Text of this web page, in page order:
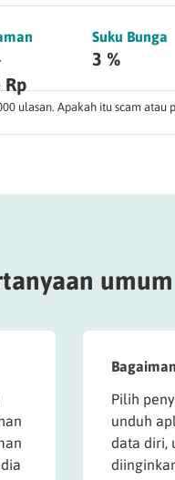
Rp
Suku Bunga
3 %
ulasan. Apakah itu scam
umum
Pilih
unduh
data diri,